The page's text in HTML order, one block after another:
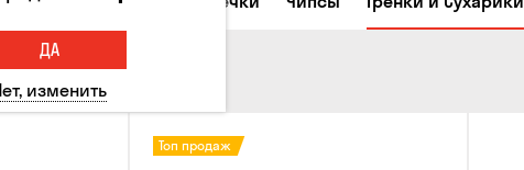
Топ продаж
ДА
изменить